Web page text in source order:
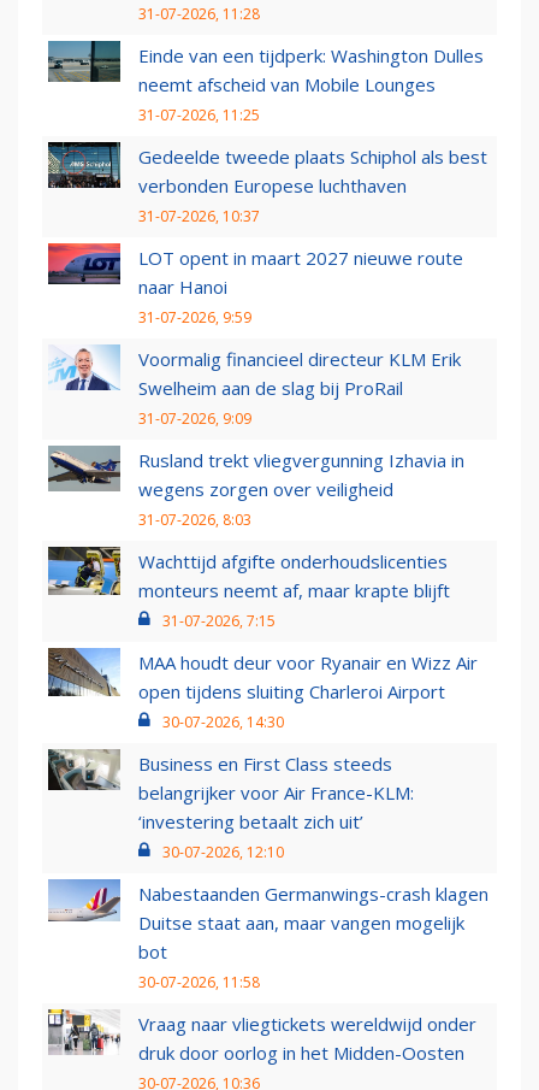
31-07-2026, 11:28
Einde van een tijdperk: Washington Dulles
neemt afscheid van Mobile Lounges
31-07-2026, 11:25
Gedeelde tweede plaats Schiphol als best
verbonden Europese luchthaven
31-07-2026, 10:37
LOT opent in maart 2027 nieuwe route
naar Hanoi
31-07-2026, 9:59
Voormalig financieel directeur KLM Erik
Swelheim aan de slag bij ProRail
31-07-2026, 9:09
Rusland trekt vliegvergunning Izhavia in
wegens zorgen over veiligheid
31-07-2026, 8:03
Wachttijd afgifte onderhoudslicenties
monteurs neemt af, maar krapte blijft
31-07-2026, 7:15
MAA houdt deur voor Ryanair en Wizz Air
open tijdens sluiting Charleroi Airport
30-07-2026, 14:30
Business en First Class steeds
belangrijker voor Air France-KLM:
‘investering betaalt zich uit’
30-07-2026, 12:10
Nabestaanden Germanwings-crash klagen
Duitse staat aan, maar vangen mogelijk
bot
30-07-2026, 11:58
Vraag naar vliegtickets wereldwijd onder
druk door oorlog in het Midden-Oosten
30-07-2026, 10:36